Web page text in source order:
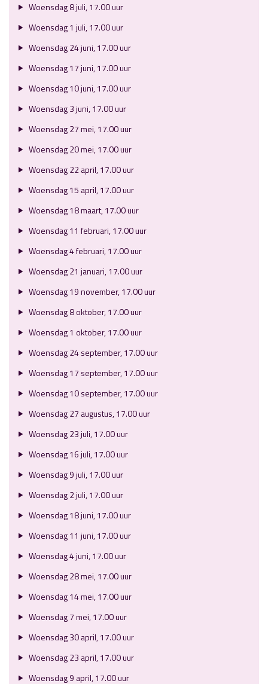
Woensdag 8 juli, 17.00 uur
Woensdag 1 juli, 17.00 uur
Woensdag 24 juni, 17.00 uur
Woensdag 17 juni, 17.00 uur
Woensdag 10 juni, 17.00 uur
Woensdag 3 juni, 17.00 uur
Woensdag 27 mei, 17.00 uur
Woensdag 20 mei, 17.00 uur
Woensdag 22 april, 17.00 uur
Woensdag 15 april, 17.00 uur
Woensdag 18 maart, 17.00 uur
Woensdag 11 februari, 17.00 uur
Woensdag 4 februari, 17.00 uur
Woensdag 21 januari, 17.00 uur
Woensdag 19 november, 17.00 uur
Woensdag 8 oktober, 17.00 uur
Woensdag 1 oktober, 17.00 uur
Woensdag 24 september, 17.00 uur
Woensdag 17 september, 17.00 uur
Woensdag 10 september, 17.00 uur
Woensdag 27 augustus, 17.00 uur
Woensdag 23 juli, 17.00 uur
Woensdag 16 juli, 17.00 uur
Woensdag 9 juli, 17.00 uur
Woensdag 2 juli, 17.00 uur
Woensdag 18 juni, 17.00 uur
Woensdag 11 juni, 17.00 uur
Woensdag 4 juni, 17.00 uur
Woensdag 28 mei, 17.00 uur
Woensdag 14 mei, 17.00 uur
Woensdag 7 mei, 17.00 uur
Woensdag 30 april, 17.00 uur
Woensdag 23 april, 17.00 uur
Woensdag 9 april, 17.00 uur